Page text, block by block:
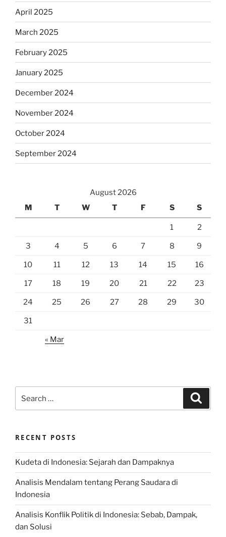
April 2025
March 2025
February 2025
January 2025
December 2024
November 2024
October 2024
September 2024
August 2026
M
T W T F S S
1 2
3 4 5 6 7 8 9
10 11 12 13 14 15 16
17 18 19 20 21 22 23
24 25 26 27 28 29 30
31
« Mar
for:
RECENT POSTS
Kudeta di Indonesia: Sejarah dan Dampaknya
Analisis Mendalam tentang Perang Saudara di
Indonesia
Analisis Konflik Politik di Indonesia: Sebab, Dampak,
dan Solusi